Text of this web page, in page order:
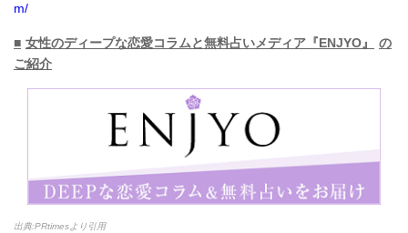
m/
■ 女性のディープな恋愛コラムと無料占いメディア『ENJYO』
の
ご紹介
出典:PRtimesより引用